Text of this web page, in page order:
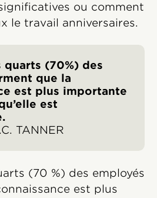
ou comment
le travail anniversaires.
quarts (70%) des
que la
est plus importante
est
TANNER
(70 %) des employés
est plus